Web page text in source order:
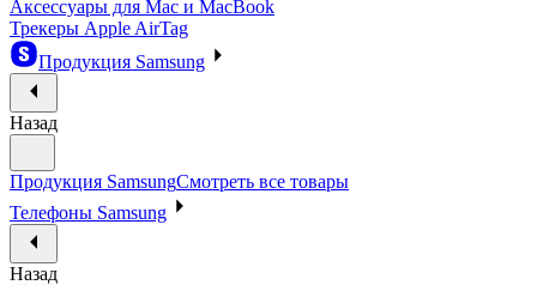
Аксессуары для Mac и MacBook
Трекеры Apple AirTag
Продукция Samsung
Назад
Продукция SamsungСмотреть все товары
Телефоны Samsung
Назад